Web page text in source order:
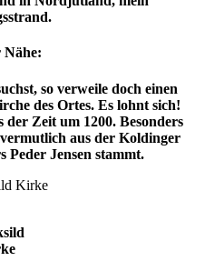
so verweile doch einen
des Ortes. Es lohnt sich!
Zeit um 1200. Besonders
aus der Koldinger
Peder Jensen stammt.